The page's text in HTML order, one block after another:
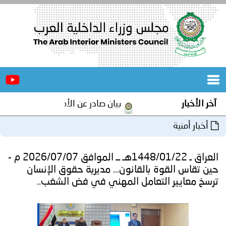
الرئيسية
المكاتب
المجلس
مؤتمرات
و
اجتماعات
جهود
آخر الأخبار بيان صادر عن الأمانة العامة لمجلس
أخبار أمنية
العراق ـ 1448/01/22هـ ــ الموافق 2026/07/07 م -
حين تقاس القوة بالقانون... مديرية حقوق الإنسان
ترسخ معايير التعامل المهني في فض الشغب..